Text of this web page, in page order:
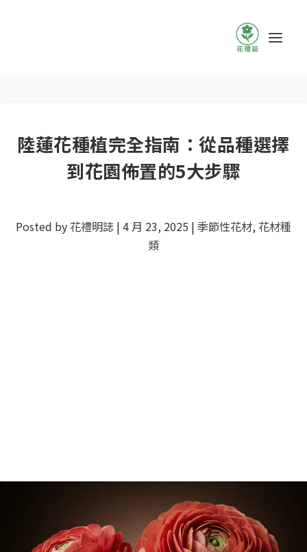
陸蓮花種植完全指南：從品種選擇
到花園佈置的5大步驟
Posted by 花禮明誌 | 4 月 23, 2025 | 季節性花材, 花材種
類